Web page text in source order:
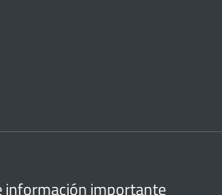
información importante